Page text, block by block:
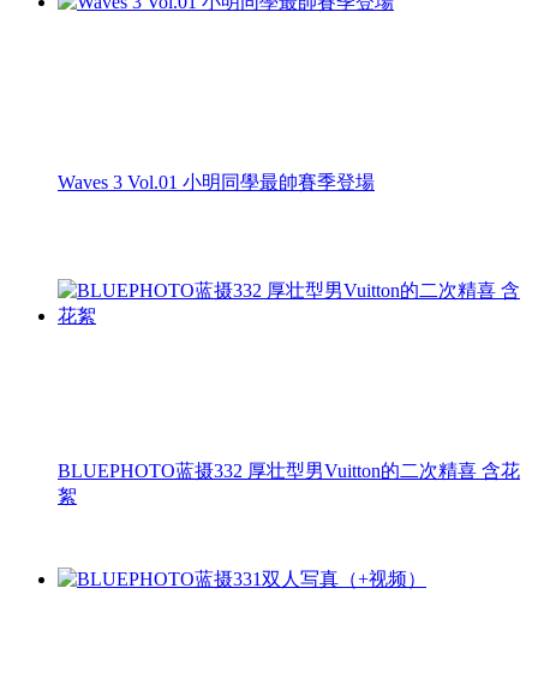
Waves 3 Vol.01 小明同學最帥賽季登場
BLUEPHOTO蓝摄332 厚壮型男Vuitton的二次精喜 含花
絮